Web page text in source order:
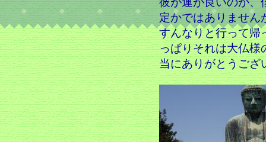
定かではありません
すんなりと行って帰
っぱりそれは大仏様
当にありがとうござ